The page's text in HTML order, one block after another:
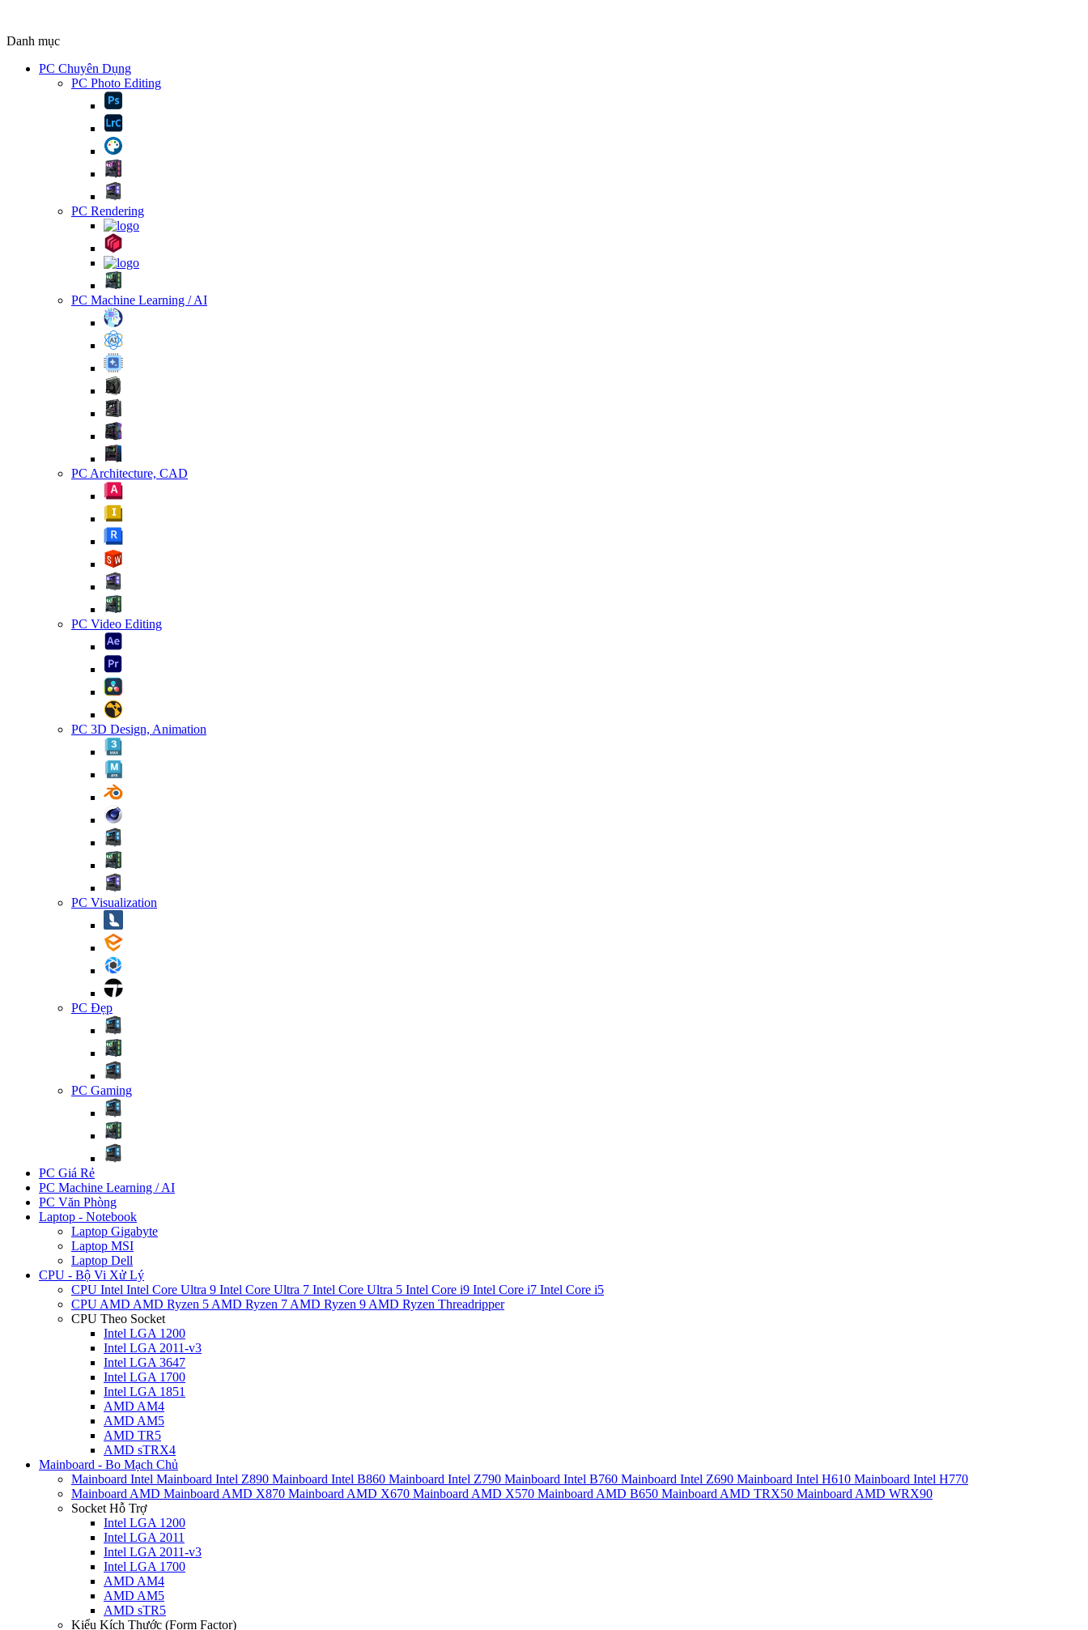
Danh mục
PC Chuyên Dụng
PC Photo Editing
PC Rendering
PC Machine Learning / AI
PC Architecture, CAD
PC Video Editing
PC 3D Design, Animation
PC Visualization
PC Đẹp
PC Gaming
PC Giá Rẻ
PC Machine Learning / AI
PC Văn Phòng
Laptop - Notebook
Laptop Gigabyte
Laptop MSI
Laptop Dell
CPU - Bộ Vi Xử Lý
CPU Intel Intel Core Ultra 9 Intel Core Ultra 7 Intel Core Ultra 5 Intel Core i9 Intel Core i7 Intel Core i5
CPU AMD AMD Ryzen 5 AMD Ryzen 7 AMD Ryzen 9 AMD Ryzen Threadripper
CPU Theo Socket
Intel LGA 1200
Intel LGA 2011-v3
Intel LGA 3647
Intel LGA 1700
Intel LGA 1851
AMD AM4
AMD AM5
AMD TR5
AMD sTRX4
Mainboard - Bo Mạch Chủ
Mainboard Intel Mainboard Intel Z890 Mainboard Intel B860 Mainboard Intel Z790 Mainboard Intel B760 Mainboard Intel Z690 Mainboard Intel H610 Mainboard Intel H770
Mainboard AMD Mainboard AMD X870 Mainboard AMD X670 Mainboard AMD X570 Mainboard AMD B650 Mainboard AMD TRX50 Mainboard AMD WRX90
Socket Hỗ Trợ
Intel LGA 1200
Intel LGA 2011
Intel LGA 2011-v3
Intel LGA 1700
AMD AM4
AMD AM5
AMD sTR5
Kiểu Kích Thước (Form Factor)